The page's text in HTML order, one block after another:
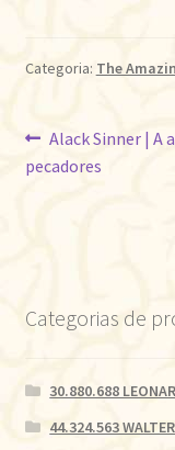
Categoria: The
de
Post
anterior:
Alack Sinner | A
pecadores
Categorias de
30.880.688
44.324.563